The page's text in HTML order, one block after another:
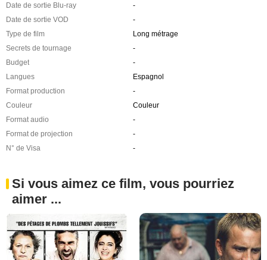
Date de sortie Blu-ray
-
Date de sortie VOD
-
Type de film
Long métrage
Secrets de tournage
-
Budget
-
Langues
Espagnol
Format production
-
Couleur
Couleur
Format audio
-
Format de projection
-
N° de Visa
-
Si vous aimez ce film, vous pourriez
aimer ...